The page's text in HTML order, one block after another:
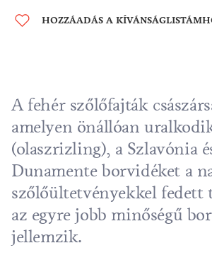
HOZZÁADÁS A
A fehér szőlőfajták
amelyen önállóan
(olaszrizling), a Szlavónia
Dunamente borvidéket a
szőlőültetvényekkel fedett
az egyre jobb minőségű
jellemzik.